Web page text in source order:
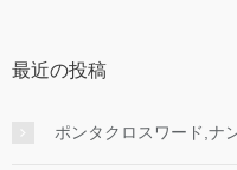
最近の投稿
ポンタクロスワード,ナ